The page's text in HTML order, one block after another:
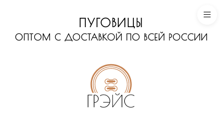
ПУГОВИЦЫ
ОПТОМ С ДОСТАВКОЙ ПО ВСЕЙ РОССИИ